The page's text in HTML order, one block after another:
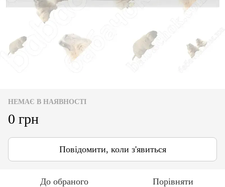
НЕМАЄ В НАЯВНОСТІ
0 грн
Повідомити, коли з'явиться
До обраного Порівняти